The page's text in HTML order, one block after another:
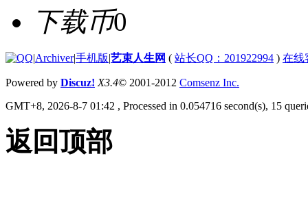
下载币0
|Archiver|手机版|艺束人生网 ( 站长QQ：201922994 ) 在线
Powered by Discuz! X3.4© 2001-2012 Comsenz Inc.
GMT+8, 2026-8-7 01:42 , Processed in 0.054716 second(s), 15
返回顶部